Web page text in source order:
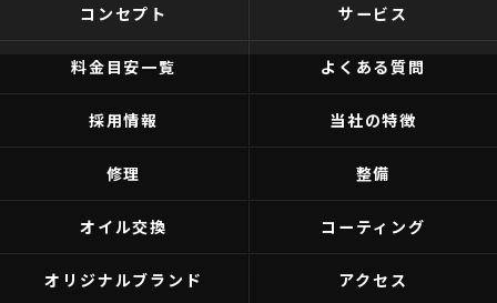
コンセプト サービス
料金目安一覧 よくある質問
採用情報 当社の特徴
修理 整備
オイル交換 コーティング
オリジナルブランド アクセス